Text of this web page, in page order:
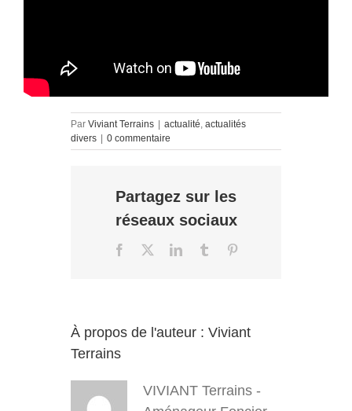
Par Viviant Terrains actualité, actualités
divers
0 commentaire
Partagez sur les
réseaux sociaux
Facebook LinkedInTumblr
À propos de l'auteur : Viviant
Terrains
VIVIANT Terrains -